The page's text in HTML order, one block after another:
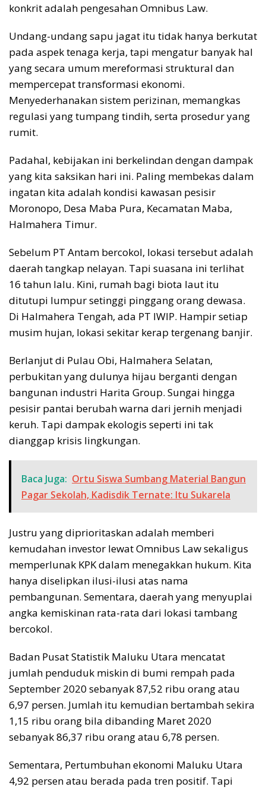
konkrit adalah pengesahan Omnibus Law.
Undang-undang sapu jagat itu tidak hanya berkutat
pada aspek tenaga kerja, tapi mengatur banyak hal
yang secara umum mereformasi struktural dan
mempercepat transformasi ekonomi.
Menyederhanakan sistem perizinan, memangkas
regulasi yang tumpang tindih, serta prosedur yang
rumit.
Padahal, kebijakan ini berkelindan dengan dampak
yang kita saksikan hari ini. Paling membekas dalam
ingatan kita adalah kondisi kawasan pesisir
Moronopo, Desa Maba Pura, Kecamatan Maba,
Halmahera Timur.
Sebelum PT Antam bercokol, lokasi tersebut adalah
daerah tangkap nelayan. Tapi suasana ini terlihat
16 tahun lalu. Kini, rumah bagi biota laut itu
ditutupi lumpur setinggi pinggang orang dewasa.
Di Halmahera Tengah, ada PT IWIP. Hampir setiap
musim hujan, lokasi sekitar kerap tergenang banjir.
Berlanjut di Pulau Obi, Halmahera Selatan,
perbukitan yang dulunya hijau berganti dengan
bangunan industri Harita Group. Sungai hingga
pesisir pantai berubah warna dari jernih menjadi
keruh. Tapi dampak ekologis seperti ini tak
dianggap krisis lingkungan.
Baca Juga: Ortu Siswa Sumbang Material Bangun
Pagar Sekolah, Kadisdik Ternate: Itu Sukarela
Justru yang diprioritaskan adalah memberi
kemudahan investor lewat Omnibus Law sekaligus
memperlunak KPK dalam menegakkan hukum. Kita
hanya diselipkan ilusi-ilusi atas nama
pembangunan. Sementara, daerah yang menyuplai
angka kemiskinan rata-rata dari lokasi tambang
bercokol.
Badan Pusat Statistik Maluku Utara mencatat
jumlah penduduk miskin di bumi rempah pada
September 2020 sebanyak 87,52 ribu orang atau
6,97 persen. Jumlah itu kemudian bertambah sekira
1,15 ribu orang bila dibanding Maret 2020
sebanyak 86,37 ribu orang atau 6,78 persen.
Sementara, Pertumbuhan ekonomi Maluku Utara
4,92 persen atau berada pada tren positif. Tapi